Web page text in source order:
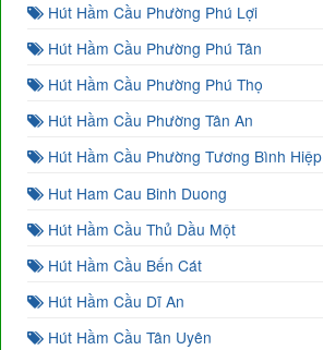
Hút Hầm Cầu Phường Phú Lợi
Hút Hầm Cầu Phường Phú Tân
Hút Hầm Cầu Phường Phú Thọ
Hút Hầm Cầu Phường Tân An
Hút Hầm Cầu Phường Tương Bình Hiệp
Hut Ham Cau Binh Duong
Hút Hầm Cầu Thủ Dầu Một
Hút Hầm Cầu Bến Cát
Hút Hầm Cầu Dĩ An
Hút Hầm Cầu Tân Uyên